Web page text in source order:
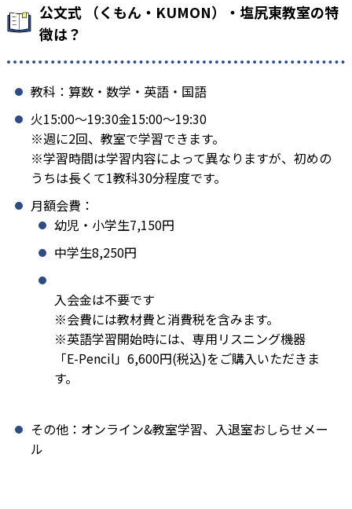
公文式 （くもん・KUMON）・塩尻東教室の特
徴は？
教科：算数・数学・英語・国語
火15:00〜19:30金15:00〜19:30
※週に2回、教室で学習できます。
※学習時間は学習内容によって異なりますが、初めの
うちは長くて1教科30分程度です。
月額会費：
幼児・小学生7,150円
中学生8,250円
入会金は不要です
※会費には教材費と消費税を含みます。
※英語学習開始時には、専用リスニング機器
「E-Pencil」6,600円(税込)をご購入いただきま
す。
その他：オンライン&教室学習、入退室おしらせメー
ル